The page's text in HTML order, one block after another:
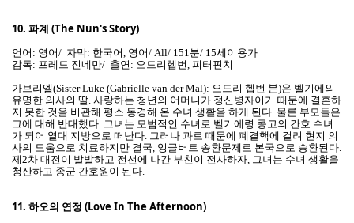
10. 파계 (The Nun's Story)
언어: 영어/ 자막: 한국어, 영어/ All/ 151분/ 15세이용가
감독: 프레드 진네만/ 출연: 오드리헵번, 피터핀치
가브리엘(Sister Luke (Gabrielle van der Mal): 오드리 헵번 분)은 벨기에의
유명한 의사의 딸. 사랑하는 청년의 어머니가 정신병자이기 때문에 결혼하
지 못한 것을 비관해 평소 동경해 온 수녀 생활을 하게 된다. 물론 부모들은
그에 대해 반대했다. 그녀는 모범적인 수녀로 벨기에령 콩고의 간호 수녀
가 되어 열대 지방으로 떠난다. 그러나 과로 때문에 폐결핵에 걸려 현지 의
사의 도움으로 치료하지만 결국, 잉글버트 송환문제로 본국으로 송환된다.
제2차 대전이 발발하고 전선에 나간 부친이 전사하자, 그녀는 수녀 생활을
청산하고 종군 간호원이 된다.
11. 하오의 연정 (Love In The Afternoon)